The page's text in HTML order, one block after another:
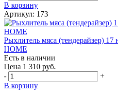
В корзину
Артикул: 173
Рыхлитель мяса (тендерайзер)
HOME
Есть в наличии
Цена 1 310 руб.
-
+
В корзину